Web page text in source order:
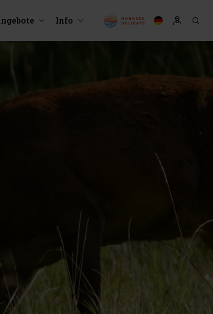
Info